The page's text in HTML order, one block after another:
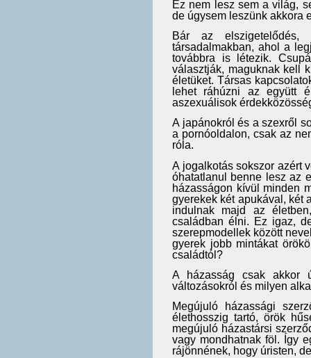
Ez nem lesz sem a világ,
de úgysem leszünk akkora
Bár az elszigetelődés,
társadalmakban, ahol a
továbbra is létezik.
választják, maguknak kell
életüket. Társas
lehet ráhúzni az együtt
aszexuálisok
A japánokról és a szexről
a pornóoldalon, csak az
róla.
A jogalkotás sokszor azért
óhatatlanul benne lesz az
házasságon kívül minden
gyerekek két apukával, két
indulnak majd az
családban élni. Ez igaz,
szerepmodellek között
gyerek jobb mintákat
családtól?
A házasság csak akkor
változásokról és milyen
Megújuló házassági
élethosszig tartó, örök
megújuló házastársi
vagy mondhatnak föl. Így
rájönnének, hogy úristen,